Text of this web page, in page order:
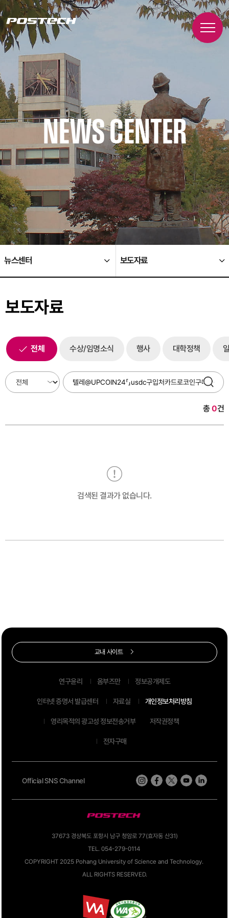
NEWS CENTER
뉴스센터 보도자료
보도자료
전체 수상/임명소식 행사 대학정책
총0건
검색된 결과가 없습니다.
37673 경상북도 포항시 남구 청암로 77(효자동 산31)
TEL. 054-279-0114
COPYRIGHT 2025 Pohang University of Science and Technology.
ALL RIGHTS RESERVED.
Official SNS Channel
연구윤리 옴부즈만 정보공개제도
인터넷 증명서 발급센터 자료실 개인정보처리방침
영리목적의 광고성 정보전송거부 저작권정책
전자구매
교내 사이트